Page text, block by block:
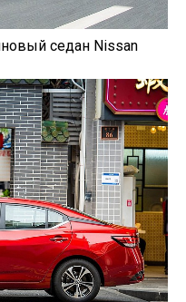
седан Nissan